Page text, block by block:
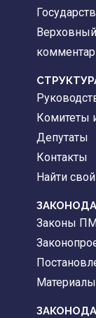
Комитеты
Депутаты
Контакты
Найти
Законы